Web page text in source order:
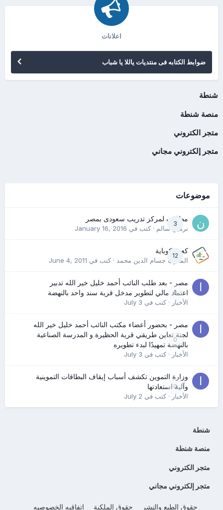
اعلانات
ضوابط الكتابه فى منتديات ياللا يا شباب
شنطة
منصة شنطة
متجر الكتروني
متجر إلكتروني مجاني
موضوعات
3
مطلوب لمركز تدريب سعودى بمصر
نرمين سالم· كتب في January 16, 2016
12
كعب كوباية
المدرب حسام الدين محمد· كتب في June 4, 2011
0
مصر - بعد طلب النائب أحمد خليل خير الله تدبير
اعتماد مالي لتطوير مدخل قرية سند واحد بالنهضة
الأخبار· كتب في July 3
0
مصر - بحضور أعضاء مكتب النائب أحمد خليل خير الله
لجنة تعاين طريقي قرية الحظيرة و المدرسة الصناعية
بالنهضة تمهيدًا لبدء تطويره
الأخبار· كتب في July 3
0
وزارة التموين تكشف أسباب إيقاف البطاقات التموينية
وآلية استعادتها
الأخبار· كتب في July 2
شنطة
منصة شنطة
متجر الكتروني
متجر إلكتروني مجاني
حقوق الطبع والنشر حقوق الملكية اتفاقيه الخصوصيه